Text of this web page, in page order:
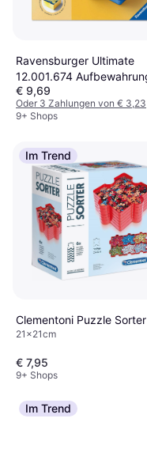
Ravensburger Ultimate
12.001.674
€ 9,69
Oder 3 Zahlungen von € 3,23
9+ Shops
Im Trend
Clementoni Puzzle Sorter
21x21cm
€ 7,95
9+ Shops
Im Trend